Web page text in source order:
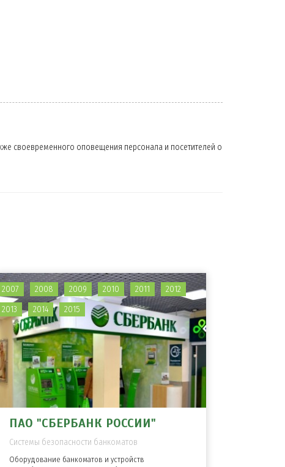
своевременного оповещения персонала и посетителей о
ПАО "СБЕРБАНК РОССИИ"
Системы безопасности банкоматов
Оборудование банкоматов и устройств
2007 2008 2009 2010 2011
2012
2013
2014 2015